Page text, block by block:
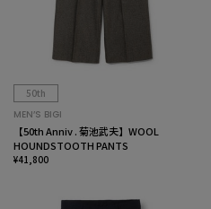
50th
MEN’S BIGI
【50th Anniv . 菊池武夫】WOOL
HOUNDSTOOTH PANTS
¥41,800